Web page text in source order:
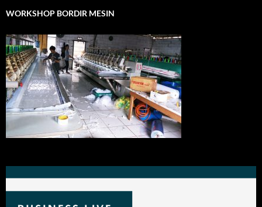
WORKSHOP BORDIR MESIN